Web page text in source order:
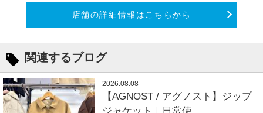
店舗の詳細情報はこちらから
関連するブログ
2026.08.08
【AGNOST / アグノスト】ジップ